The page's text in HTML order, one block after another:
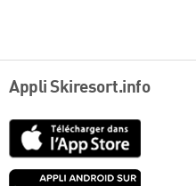
Appli Skiresort.info
Google